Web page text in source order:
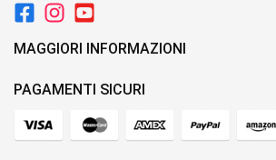
MAGGIORI INFORMAZIONI
PAGAMENTI SICURI